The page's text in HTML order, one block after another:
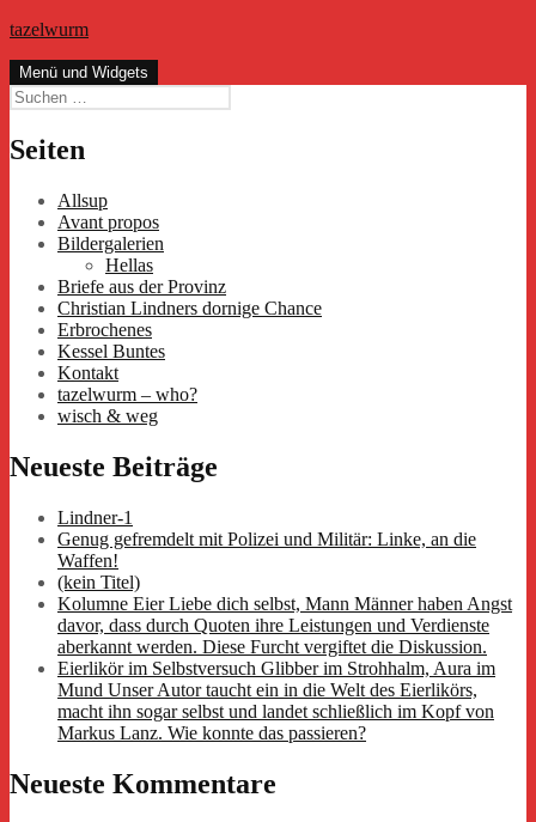
Zum
springen
tazelwurm
Menü und Widgets
Suchen
nach:
Seiten
Allsup
Avant propos
Bildergalerien
Hellas
Briefe aus der Provinz
Christian Lindners dornige Chance
Erbrochenes
Kessel Buntes
Kontakt
tazelwurm – who?
wisch & weg
Neueste Beiträge
Lindner-1
Genug gefremdelt mit Polizei und Militär: Linke, an die
Waffen!
(kein Titel)
Kolumne Eier Liebe dich selbst, Mann Männer haben Angst
davor, dass durch Quoten ihre Leistungen und Verdienste
aberkannt werden. Diese Furcht vergiftet die Diskussion.
Eierlikör im Selbstversuch Glibber im Strohhalm, Aura im
Mund Unser Autor taucht ein in die Welt des Eierlikörs,
macht ihn sogar selbst und landet schließlich im Kopf von
Markus Lanz. Wie konnte das passieren?
Neueste Kommentare